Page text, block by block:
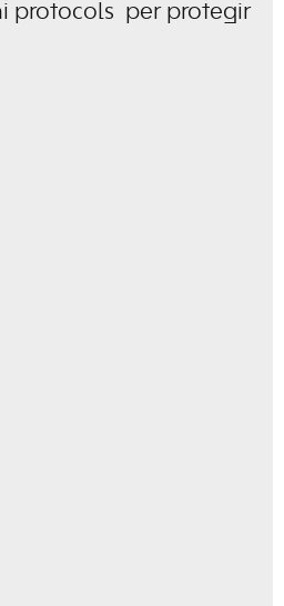
protocols per protegir